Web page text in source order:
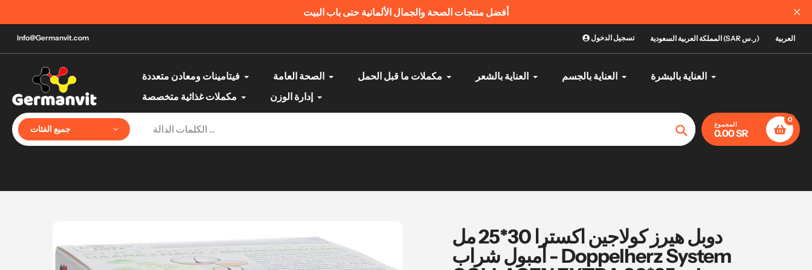
إلى
المحتوى
الآن يمكنك الدفع عند الاستلام | منتجات أصلية ومضمونة
Info@Germanvit.com تسجيل الدخول المملكة العربية السعودية (SAR ر.س) العربية
فيتامينات ومعادن متعددة الصحة العامة مكملات ما قبل الحمل العناية بالشعر العناية بالجسم
العناية بالبشرة
مكملات غذائية متخصصة
إدارة الوزن
جميع الفئات
تأكيد
المجموع
0.00 SR
0
دوبل هيرز كولاجين اكسترا 30*25 مل
أمبول شراب - Doppelherz System